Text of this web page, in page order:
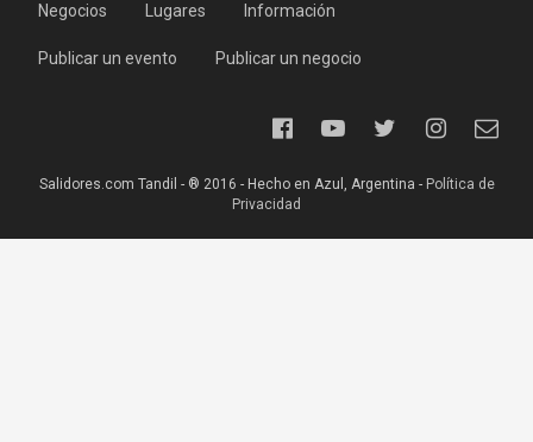
Negocios Lugares Información
Publicar un evento Publicar un negocio
Salidores.com Tandil - ® 2016 - Hecho en Azul, Argentina - Política de
Privacidad